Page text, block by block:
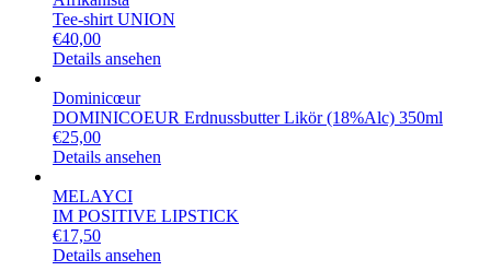
Tee-shirt UNION
€40,00
Details ansehen
Dominicœur
DOMINICOEUR Erdnussbutter Likör (18%Alc) 350ml
€25,00
Details ansehen
MELAYCI
IM POSITIVE LIPSTICK
€17,50
Details ansehen